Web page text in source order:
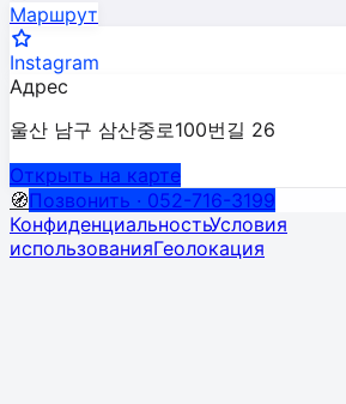
Маршрут
Instagram
Адрес
울산 남구 삼산중로100번길 26
Открыть на карте
🧭Позвонить · 052-716-3199
КонфиденциальностьУсловия
использованияГеолокация